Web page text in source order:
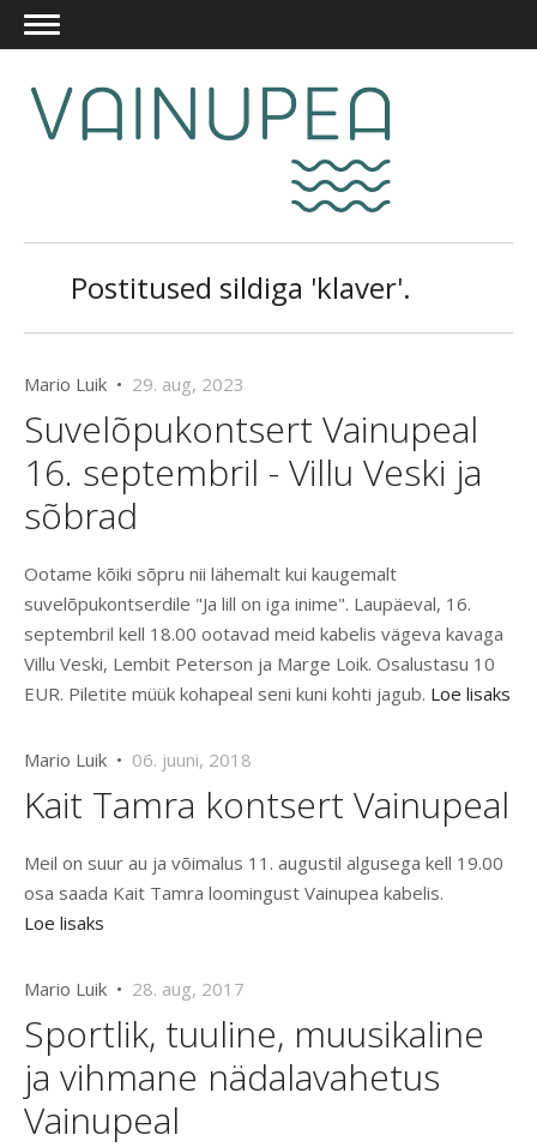
Postitused sildiga 'klaver'.
Mario Luik • 29. aug, 2023
Suvelõpukontsert Vainupeal
16. septembril - Villu Veski ja
sõbrad
Ootame kõiki sõpru nii lähemalt kui kaugemalt
suvelõpukontserdile "Ja lill on iga inime". Laupäeval, 16.
septembril kell 18.00 ootavad meid kabelis vägeva kavaga
Villu Veski, Lembit Peterson ja Marge Loik. Osalustasu 10
EUR. Piletite müük kohapeal seni kuni kohti jagub. Loe lisaks
Mario Luik • 06. juuni, 2018
Kait Tamra kontsert Vainupeal
Meil on suur au ja võimalus 11. augustil algusega kell 19.00
osa saada Kait Tamra loomingust Vainupea kabelis.
Loe lisaks
Mario Luik • 28. aug, 2017
Sportlik, tuuline, muusikaline
ja vihmane nädalavahetus
Vainupeal